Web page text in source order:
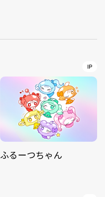
IP
ふるーつちゃん